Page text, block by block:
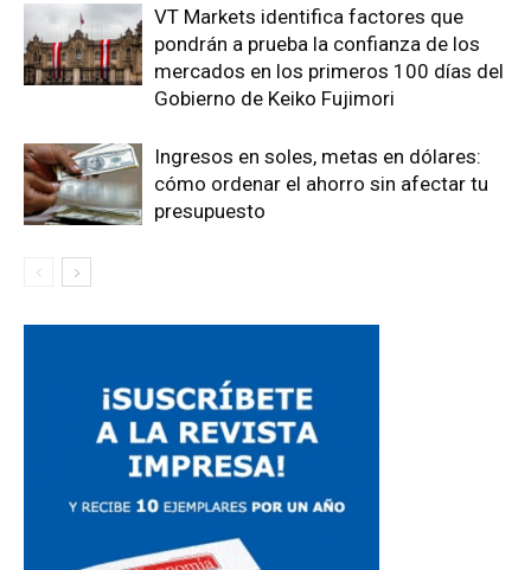
VT Markets identifica factores que
pondrán a prueba la confianza de los
mercados en los primeros 100 días del
Gobierno de Keiko Fujimori
Ingresos en soles, metas en dólares:
cómo ordenar el ahorro sin afectar tu
presupuesto